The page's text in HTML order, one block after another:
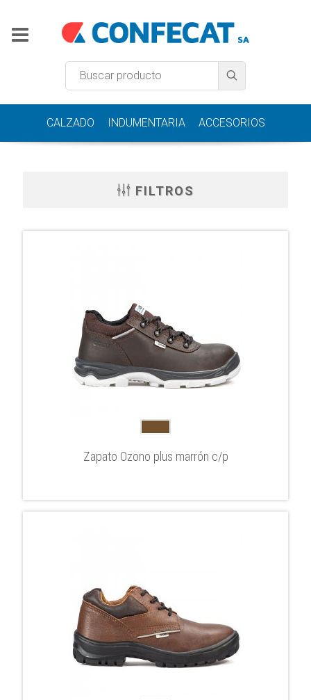
CALZADO INDUMENTARIA ACCESORIOS
FILTROS
Zapato Ozono plus marrón c/p